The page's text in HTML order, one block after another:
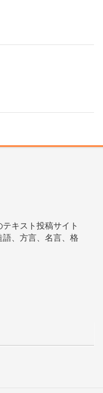
キスト投稿サイト
語、方言、名言、格